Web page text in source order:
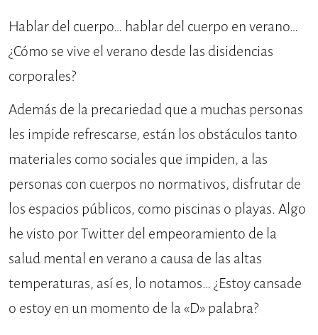
Hablar del cuerpo… hablar del cuerpo en verano…
¿Cómo se vive el verano desde las disidencias
corporales?
Además de la precariedad que a muchas personas
les impide refrescarse, están los obstáculos tanto
materiales como sociales que impiden, a las
personas con cuerpos no normativos, disfrutar de
los espacios públicos, como piscinas o playas. Algo
he visto por Twitter del empeoramiento de la
salud mental en verano a causa de las altas
temperaturas, así es, lo notamos… ¿Estoy cansade
o estoy en un momento de la «D» palabra?